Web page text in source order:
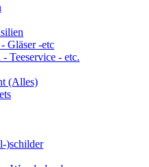
Gläser -etc
Teeservice - etc.
(Alles)
)schilder